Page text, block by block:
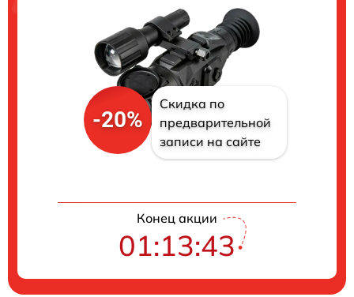
-20%
Скидка по
предварительной
записи на сайте
Конец акции
01:13:42